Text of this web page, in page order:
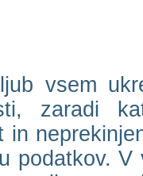
vsem
zaradi
in
podatkov.